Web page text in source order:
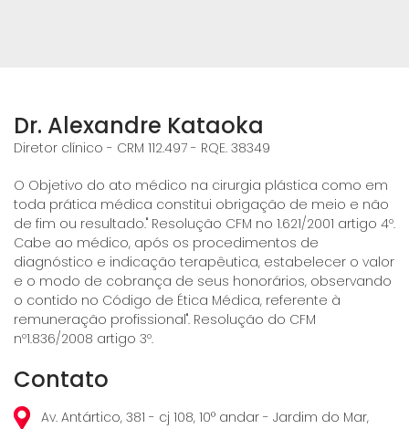
Dr. Alexandre Kataoka
Diretor clínico - CRM 112.497 - RQE. 38349
O Objetivo do ato médico na cirurgia plástica como em
toda prática médica constitui obrigação de meio e não
de fim ou resultado." Resolução CFM no 1.621/2001 artigo 4º.
Cabe ao médico, após os procedimentos de
diagnóstico e indicação terapêutica, estabelecer o valor
e o modo de cobrança de seus honorários, observando
o contido no Código de Ética Médica, referente à
remuneração profissional". Resolução do CFM
nº1.836/2008 artigo 3º.
Contato
Av. Antártico, 381 - cj 108, 10° andar - Jardim do Mar,